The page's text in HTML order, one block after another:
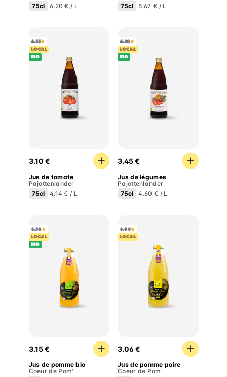
75cl
6.20 € / L
75cl
5.67 € / L
4.55
LOCAL
BIO
3.10 €
Jus de tomate
Pajottenlander
75cl
4.14 € / L
4.38
LOCAL
BIO
3.45 €
Jus de légumes
Pajottenlander
75cl
4.60 € / L
4.58
LOCAL
BIO
Jus de pomme bio
3.15 €
Jus de pomme bio
Coeur de Pom'
4.89
LOCAL
Jus de pomme poire
3.06 €
Jus de pomme poire
Coeur de Pom'